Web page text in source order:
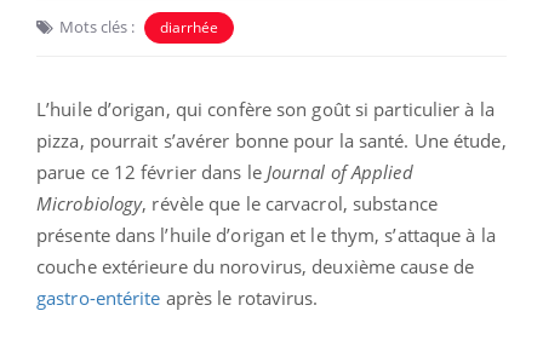
Mots clés : diarrhée
L’huile d’origan, qui confère son goût si particulier à la
pizza, pourrait s’avérer bonne pour la santé. Une étude,
parue ce 12 février dans le Journal of Applied
Microbiology, révèle que le carvacrol, substance
présente dans l’huile d’origan et le thym, s’attaque à la
couche extérieure du norovirus, deuxième cause de
gastro-entérite après le rotavirus.